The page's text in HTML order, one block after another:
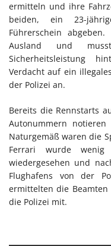
ermitteln und ihre
beiden, ein 23-
Führerschein
Ausland und
Sicherheitsleistung
Verdacht auf ein
der Polizei an.
Bereits die Rennstarts
Autonummern
Naturgemäß waren die
Ferrari wurde
wiedergesehen und
Flughafens von der
ermittelten die
die Polizei mit.